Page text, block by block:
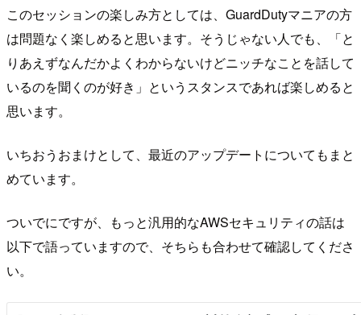
このセッションの楽しみ方としては、GuardDutyマニアの方
は問題なく楽しめると思います。そうじゃない人でも、「と
りあえずなんだかよくわからないけどニッチなことを話して
いるのを聞くのが好き」というスタンスであれば楽しめると
思います。
いちおうおまけとして、最近のアップデートについてもまと
めています。
ついでにですが、もっと汎用的なAWSセキュリティの話は
以下で語っていますので、そちらも合わせて確認してくださ
い。